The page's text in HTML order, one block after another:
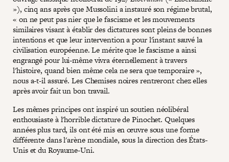
»), cinq ans après que Mussolini a instauré son régime brutal,
« on ne peut pas nier que le fascisme et les mouvements
similaires visant à établir des dictatures sont pleins de bonnes
intentions et que leur intervention a pour l'instant sauvé la
civilisation européenne. Le mérite que le fascisme a ainsi
engrangé pour lui-même vivra éternellement à travers
l'histoire, quand bien même cela ne sera que temporaire »,
nous a-t-il assuré. Les Chemises noires rentreront chez elles
après avoir fait un bon travail.
Les mêmes principes ont inspiré un soutien néolibéral
enthousiaste à l'horrible dictature de Pinochet. Quelques
années plus tard, ils ont été mis en œuvre sous une forme
différente dans l'arène mondiale, sous la direction des États-
Unis et du Royaume-Uni.